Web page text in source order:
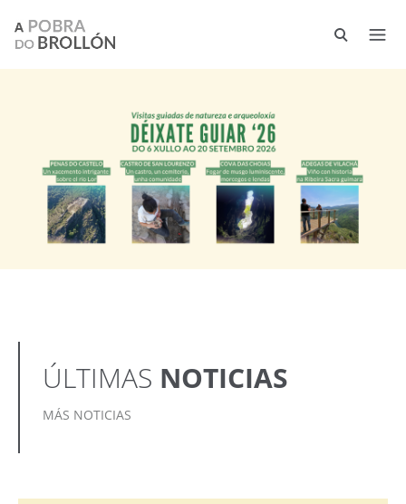
ÚLTIMAS NOTICIAS
MÁS NOTICIAS